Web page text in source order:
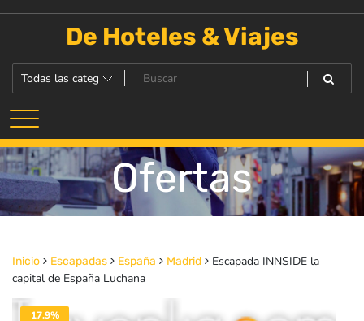
De Hoteles & Viajes
Ofertas
Inicio Escapadas España Madrid
Escapada INNSIDE la
capital de España Luchana
17.9%